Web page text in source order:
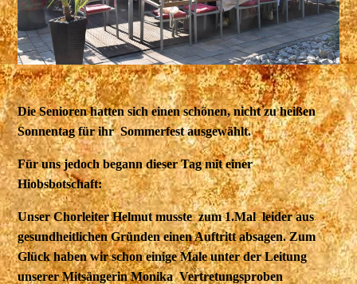
Die Senioren hatten sich einen schönen, nicht zu heißen
Sonnentag für ihr Sommerfest ausgewählt.
Für uns jedoch begann dieser Tag mit einer
Hiobsbotschaft:
Unser Chorleiter Helmut musste zum 1.Mal leider aus
gesundheitlichen Gründen einen Auftritt absagen. Zum
Glück haben wir schon einige Male unter der Leitung
unserer Mitsängerin Monika Vertretungsproben